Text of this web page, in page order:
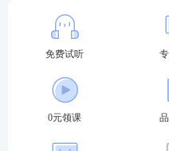
第三步：登录报名时所
免费试听
0元领课